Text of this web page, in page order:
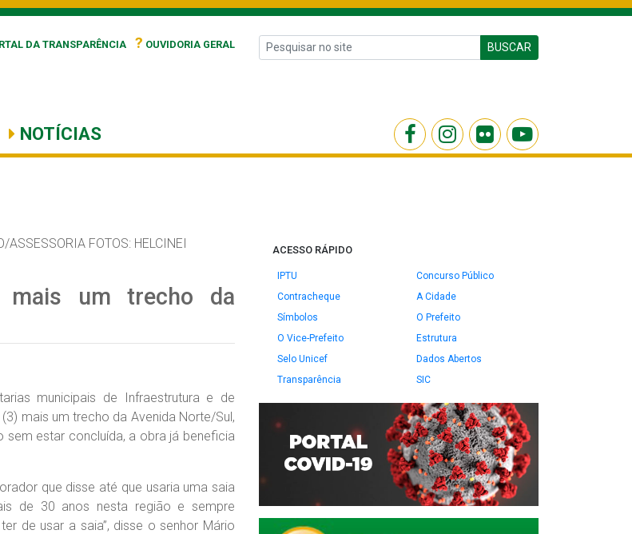
DA TRANSPARÊNCIA ? OUVIDORIA GERAL BUSCAR
NOTÍCIAS
ASSESSORIA FOTOS: HELCINEI
mais um trecho da
municipais de Infraestrutura e de
mais um trecho da Avenida Norte/Sul,
estar concluída, a obra já beneficia
que disse até que usaria uma saia
de 30 anos nesta região e sempre
de usar a saia”, disse o senhor Mário
ACESSO RÁPIDO
IPTU
Concurso Público
Contracheque
A Cidade
Símbolos
O Prefeito
O Vice-Prefeito
Estrutura
Selo Unicef
Dados Abertos
Transparência
SIC